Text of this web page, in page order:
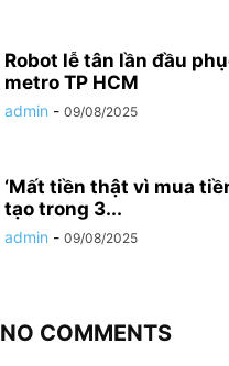
Robot lễ tân lần đầu
metro TP HCM
admin - 09/08/2025
‘Mất tiền thật vì mua
tạo trong 3...
admin - 09/08/2025
NO COMMENTS